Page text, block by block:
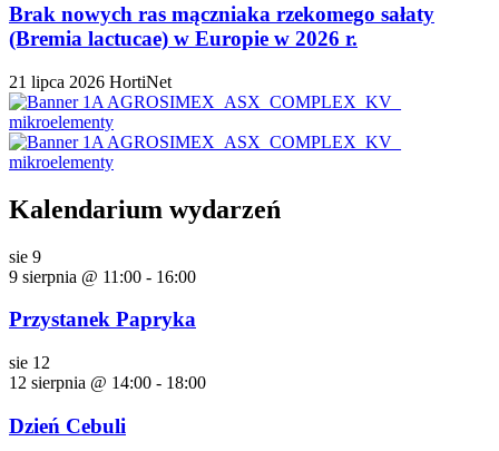
Brak nowych ras mączniaka rzekomego sałaty
(Bremia lactucae) w Europie w 2026 r.
21 lipca 2026 HortiNet
Kalendarium wydarzeń
sie 9
9 sierpnia @ 11:00 - 16:00
Przystanek Papryka
sie 12
12 sierpnia @ 14:00 - 18:00
Dzień Cebuli